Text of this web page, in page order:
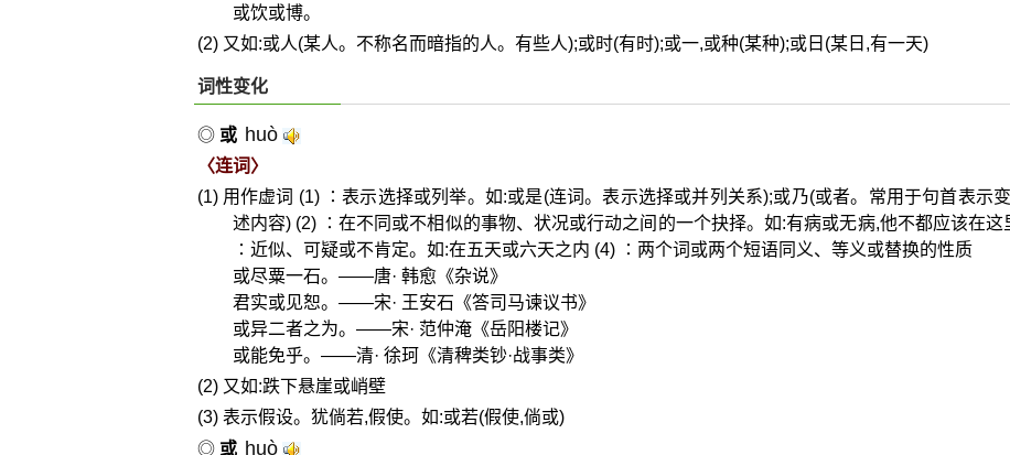
或饮或博。
(2) 又如:或人(某人。不称名而暗指的人。有些人);或时(有时);或一,或种(某种);或日(某日,有一天)
词性变化
◎ 或 huò
〈连词〉
(1) 用作虚词 (1) ∶表示选择或列举。如:或是(连词。表示选择或并列关系);或乃(或者。常用于句首表示
述内容) (2) ∶在不同或不相似的事物、状况或行动之间的一个抉择。如:有病或无病,他不都应该在这
∶近似、可疑或不肯定。如:在五天或六天之内 (4) ∶两个词或两个短语同义、等义或替换的性质
或尽粟一石。——唐· 韩愈《杂说》
君实或见恕。——宋· 王安石《答司马谏议书》
或异二者之为。——宋· 范仲淹《岳阳楼记》
或能免乎。——清· 徐珂《清稗类钞·战事类》
(2) 又如:跌下悬崖或峭壁
(3) 表示假设。犹倘若,假使。如:或若(假使,倘或)
◎ 或 huò